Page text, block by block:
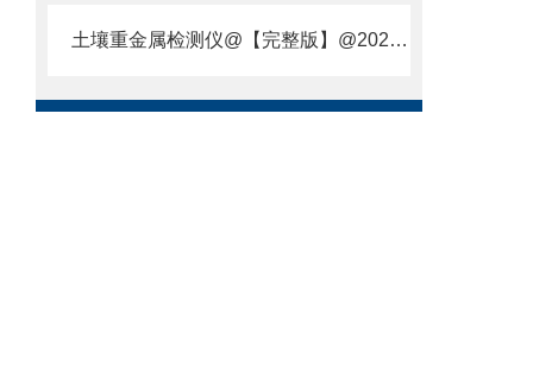
土壤重金属检测仪@【完整版】@2021专业土壤重金属快速检测仪器仪表